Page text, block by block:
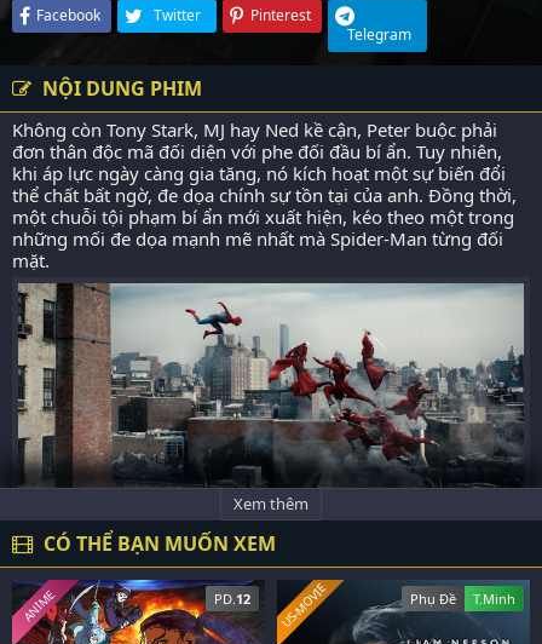
Facebook Twitter
Pinterest
Telegram
NỘI DUNG PHIM
Không còn Tony Stark, MJ hay Ned kề cận, Peter buộc phải
đơn thân độc mã đối diện với phe đối đầu bí ẩn. Tuy nhiên,
khi áp lực ngày càng gia tăng, nó kích hoạt một sự biến đổi
thể chất bất ngờ, đe dọa chính sự tồn tại của anh. Đồng thời,
một chuỗi tội phạm bí ẩn mới xuất hiện, kéo theo một trong
những mối đe dọa mạnh mẽ nhất mà Spider-Man từng đối
mặt.
Xem thêm
CÓ THỂ BẠN MUỐN XEM
PD. 12
ANIME Phụ Đề T.Minh
US-MOVIE